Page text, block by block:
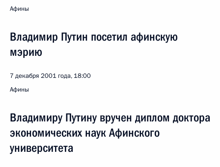
Афины
Владимир Путин посетил афинскую
мэрию
7 декабря 2001 года, 18:00
Афины
Владимиру Путину вручен диплом доктора
экономических наук Афинского
университета